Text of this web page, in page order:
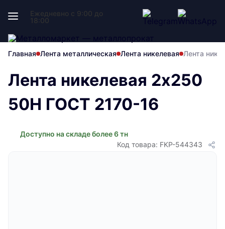
Ежедневно с 9:00 до
18:00
Главная Лента металлическая Лента никелевая Лента
Лента никелевая 2x250
50Н ГОСТ 2170-16
Доступно на складе более 6 тн
Код товара: FKP-544343